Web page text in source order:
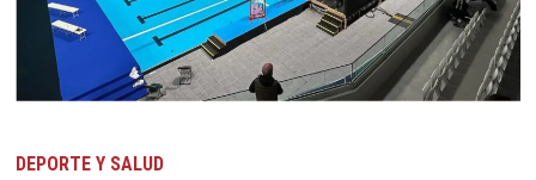
DEPORTE Y SALUD